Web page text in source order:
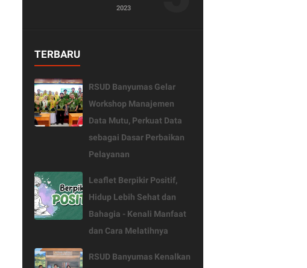
2023
TERBARU
RSUD Banyumas Gelar
Workshop Manajemen
Data Mutu, Perkuat Data
sebagai Dasar Perbaikan
Pelayanan
Leaflet Berpikir Positif,
Hidup Lebih Sehat dan
Bahagia - Kenali Manfaat
dan Cara Melatihnya
RSUD Banyumas Kenalkan